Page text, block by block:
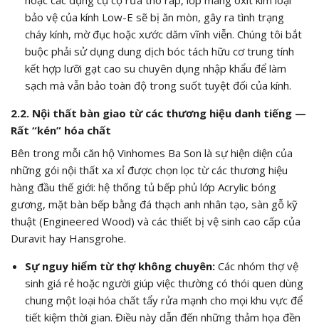
bảo vệ của kính Low-E sẽ bị ăn mòn, gây ra tình trạng
cháy kính, mờ đục hoặc xước dăm vĩnh viễn. Chúng tôi bắt
buộc phải sử dụng dung dịch bóc tách hữu cơ trung tính
kết hợp lưỡi gạt cao su chuyên dụng nhập khẩu để làm
sạch mà vẫn bảo toàn độ trong suốt tuyệt đối của kính.
2.2. Nội thất bàn giao từ các thương hiệu danh tiếng —
Rất “kén” hóa chất
Bên trong mỗi căn hộ Vinhomes Ba Son là sự hiện diện của
những gói nội thất xa xỉ được chọn lọc từ các thương hiệu
hàng đầu thế giới: hệ thống tủ bếp phủ lớp Acrylic bóng
gương, mặt bàn bếp bằng đá thạch anh nhân tạo, sàn gỗ kỹ
thuật (Engineered Wood) và các thiết bị vệ sinh cao cấp của
Duravit hay Hansgrohe.
Sự nguy hiểm từ thợ không chuyên:Các nhóm thợ vệ
sinh giá rẻ hoặc người giúp việc thường có thói quen dùng
chung một loại hóa chất tẩy rửa mạnh cho mọi khu vực để
tiết kiệm thời gian. Điều này dẫn đến những thảm họa đền